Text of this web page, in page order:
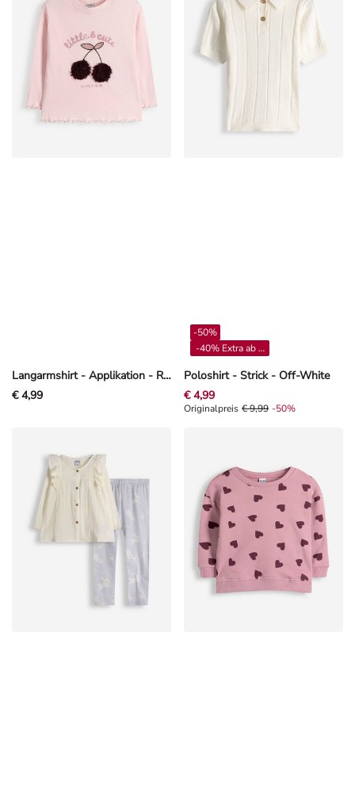
Langarmshirt - Applikation - Rosa
€ 4,99
Poloshirt - Strick - Off-White
-50%
-40% Extra ab 4**
€ 4,99
Originalpreis € 9,99, Rabat -50%
Originalpreis € 9,99 -50%